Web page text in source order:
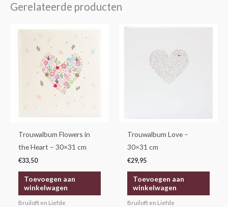
Gerelateerde producten
Trouwalbum Flowers in
the Heart – 30×31 cm
€33,50
Toevoegen aan
winkelwagen
Bruiloft en Liefde
Trouwalbum Love –
30×31 cm
€29,95
Toevoegen aan
winkelwagen
Bruiloft en Liefde